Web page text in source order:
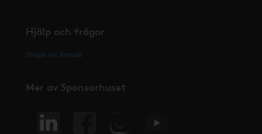
Hjälp och frågor
Skapa ett ärende
Mer av Sponsorhuset